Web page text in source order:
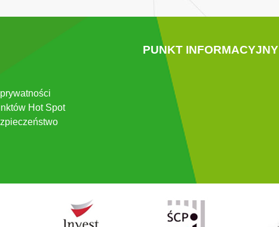
Hot Spot
PUNKT INFORMACYJNY